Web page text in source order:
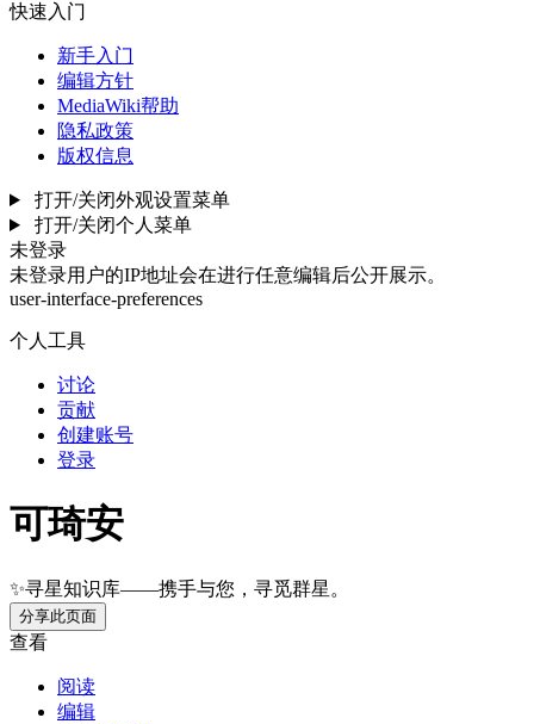
快速入门
新手入门
编辑方针
MediaWiki帮助
隐私政策
版权信息
打开/关闭外观设置菜单
打开/关闭个人菜单
未登录
未登录用户的IP地址会在进行任意编辑后公开展示。
user-interface-preferences
个人工具
讨论
贡献
创建账号
登录
可琦安
✨寻星知识库——携手与您，寻觅群星。
分享此页面
查看
阅读
编辑